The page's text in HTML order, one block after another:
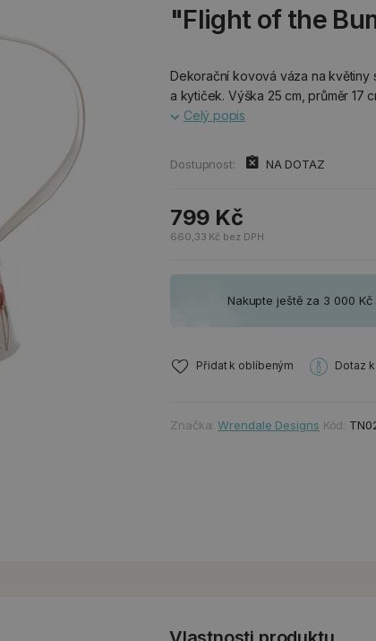
"Flight of the
Dekorační kovová váza na květiny
a kytiček. Výška 25 cm, průměr 17
Celý popis
Dostupnost: NA DOTAZ
799 Kč
660,33 Kč bez DPH
Nakupte ještě za 3 000 Kč
Přidat k oblíbeným Dotaz
Značka:Wrendale Designs Kód: